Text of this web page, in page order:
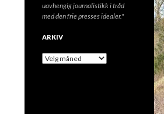
uavhengig journalistikk i tråd
med den frie presses idealer."
ARKIV
A